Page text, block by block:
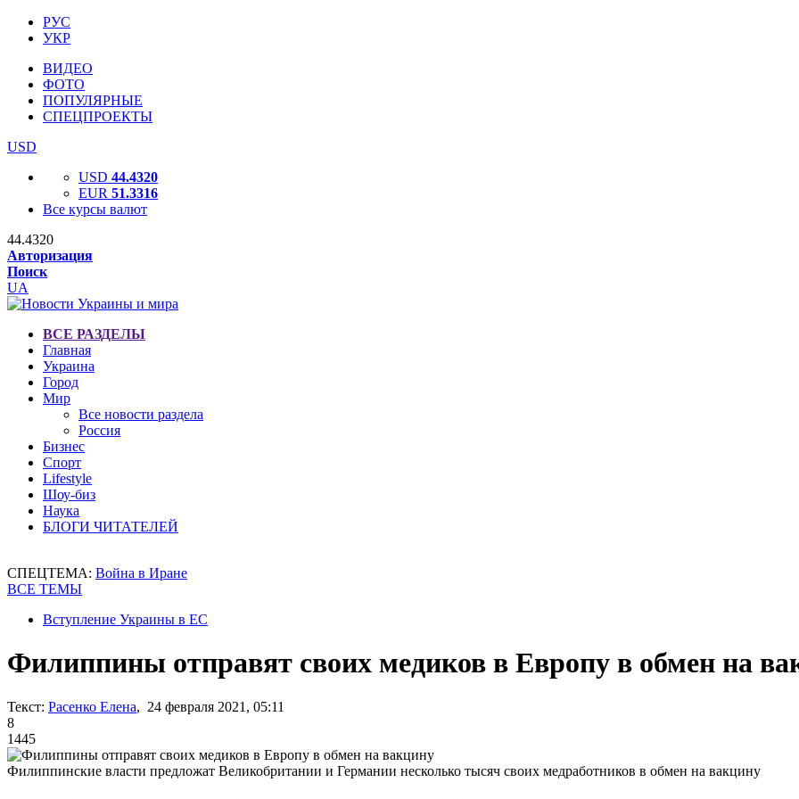
РУС
УКР
ВИДЕО
ФОТО
ПОПУЛЯРНЫЕ
СПЕЦПРОЕКТЫ
USD
USD 44.4320
EUR 51.3316
Все курсы валют
44.4320
Авторизация
Поиск
UA
ВСЕ РАЗДЕЛЫ
Главная
Украина
Город
Мир
Все новости раздела
Россия
Бизнес
Спорт
Lifestyle
Шоу-биз
Наука
БЛОГИ ЧИТАТЕЛЕЙ
СПЕЦТЕМА: Война в Иране
ВСЕ ТЕМЫ
Вступление Украины в ЕС
Филиппины отправят своих медиков в Европу в обмен на
Текст: Расенко Елена, 24 февраля 2021, 05:11
8
1445
Филиппинские власти предложат Великобритании и Германии несколько тысяч своих медработников в обмен на вакцину